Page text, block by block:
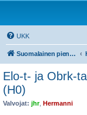
UKK
Suomalainen pienoisrautatiefoorumi
Elo-t- ja Obrk-
(H0)
Valvojat: jhr, Hermanni